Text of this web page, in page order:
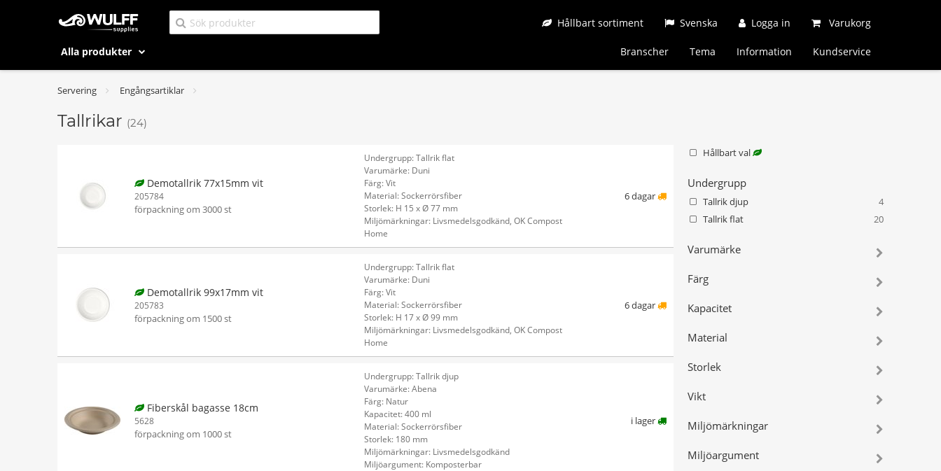
Hållbart sortiment Svenska Logga in Varukorg
Alla produkter Branscher Tema Information Kundservice
Servering Engångsartiklar
Tallrikar (24)
Demotallrik 77x15mm vit
205784
förpackning om 3000 st
Undergrupp: Tallrik flat
Varumärke: Duni
Färg: Vit
Material: Sockerrörsfiber
Storlek: H 15 x Ø 77 mm
Miljömärkningar: Livsmedelsgodkänd, OK Compost
Home
6 dagar
Demotallrik 99x17mm vit
205783
förpackning om 1500 st
Undergrupp: Tallrik flat
Varumärke: Duni
Färg: Vit
Material: Sockerrörsfiber
Storlek: H 17 x Ø 99 mm
Miljömärkningar: Livsmedelsgodkänd, OK Compost
Home
6 dagar
Fiberskål bagasse 18cm
5628
förpackning om 1000 st
Undergrupp: Tallrik djup
Varumärke: Abena
Färg: Natur
Kapacitet: 400 ml
Material: Sockerrörsfiber
Storlek: 180 mm
Miljömärkningar: Livsmedelsgodkänd
Miljöargument: Komposterbar
i lager
Hållbart val
Undergrupp
Tallrik djup
4
Tallrik flat
20
Varumärke
Färg
Kapacitet
Material
Storlek
Vikt
Miljömärkningar
Miljöargument